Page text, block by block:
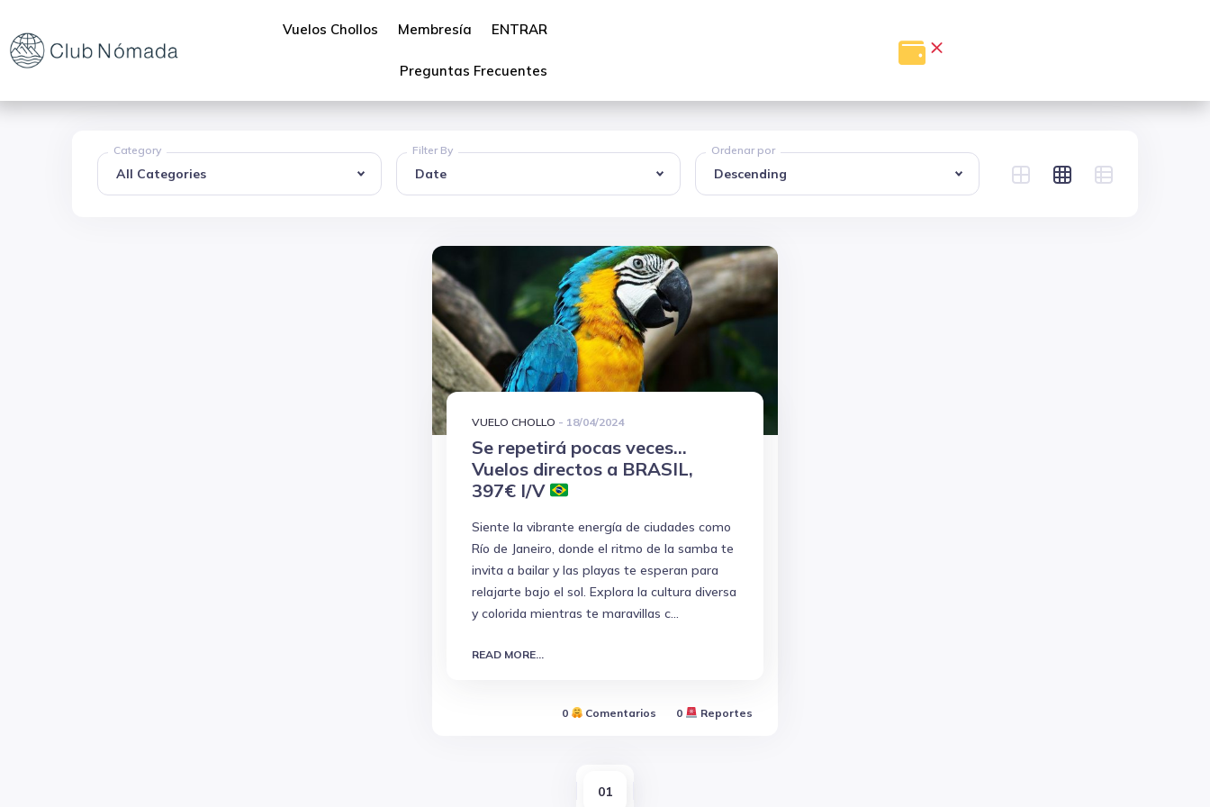
Vuelos Chollos Membresía ENTRAR
Preguntas Frecuentes
Category Filter By Ordenar por
VUELO CHOLLO - 18/04/2024
Se repetirá pocas veces...
Vuelos directos a BRASIL,
397€ I/V
Siente la vibrante energía de ciudades como
Río de Janeiro, donde el ritmo de la samba te
invita a bailar y las playas te esperan para
relajarte bajo el sol. Explora la cultura diversa
y colorida mientras te maravillas c...
READ MORE...
0 Comentarios 0 Reportes
01